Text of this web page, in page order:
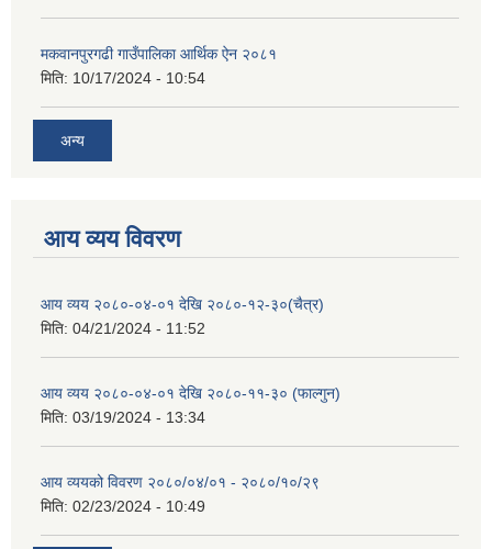
मकवानपुरगढी गाउँपालिका आर्थिक ‌‌‌ऐन २०८१
मिति: 10/17/2024 - 10:54
अन्य
आय व्यय विवरण
आय व्यय २०८०-०४-०१ देखि २०८०-१२-३०(चैत्र)
मिति: 04/21/2024 - 11:52
आय व्यय २०८०-०४-०१ देखि २०८०-११-३० (फाल्गुन)
मिति: 03/19/2024 - 13:34
आय व्ययको विवरण २०८०/०४/०१ - २०८०/१०/२९
मिति: 02/23/2024 - 10:49